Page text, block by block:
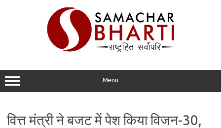
Menu
वित्त मंत्री ने बजट में पेश किया विजन-30,